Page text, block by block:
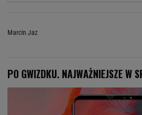
Marcin Jaz